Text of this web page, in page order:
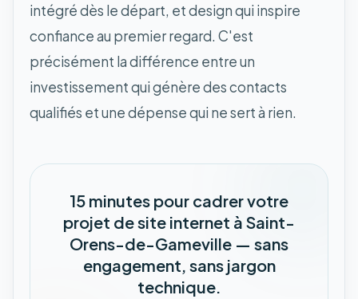
intégré dès le départ, et design qui inspire
confiance au premier regard. C'est
précisément la différence entre un
investissement qui génère des contacts
qualifiés et une dépense qui ne sert à rien.
15 minutes pour cadrer votre
projet de site internet à Saint-
Orens-de-Gameville — sans
engagement, sans jargon
technique.